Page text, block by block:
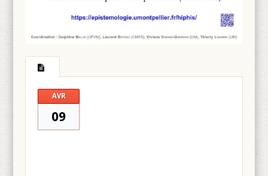
AVR
09